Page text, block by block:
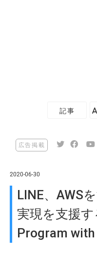
記事
広告掲載
2020-06-30
LINE、AWS
実現を支援す
Program with